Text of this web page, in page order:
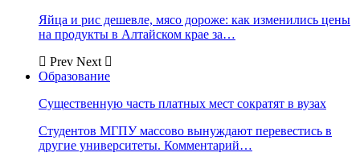
Яйца и рис дешевле, мясо дороже: как изменились цены
на продукты в Алтайском крае за…
Prev Next
Образование
Существенную часть платных мест сократят в вузах
Студентов МГПУ массово вынуждают перевестись в
другие университеты. Комментарий…